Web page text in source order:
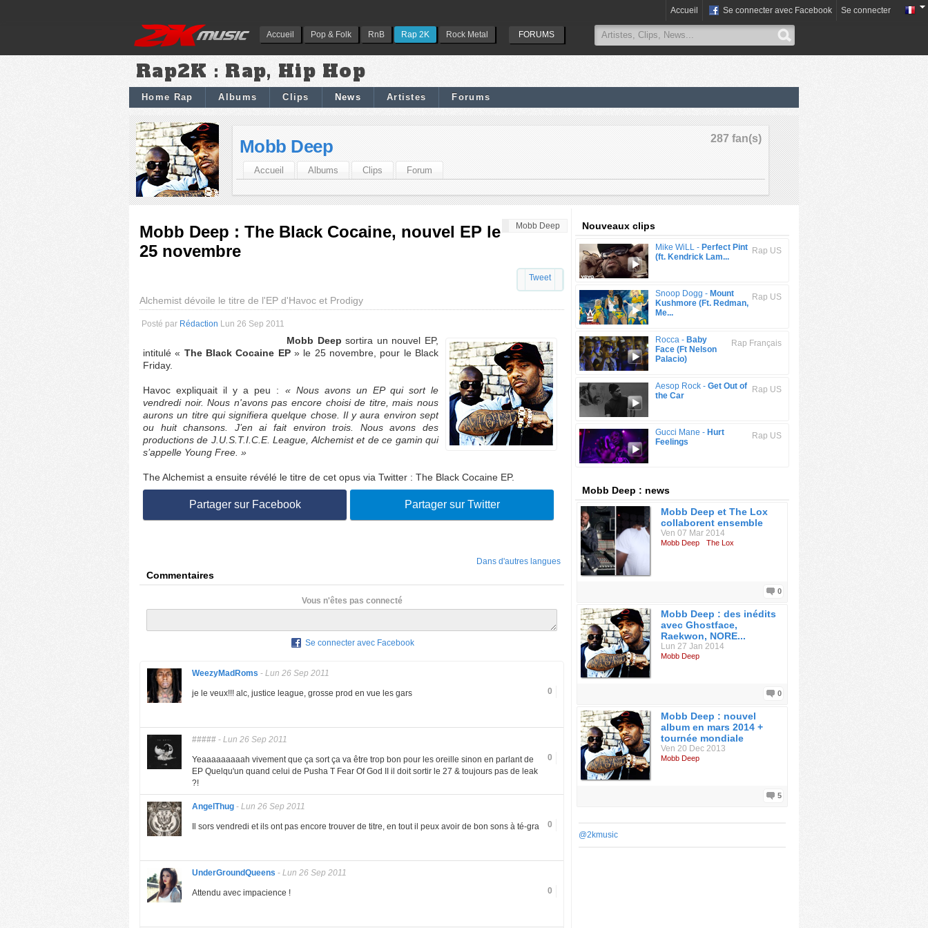
Accueil Pop & Folk RnB Rap 2K Rock Metal FORUMS
Accueil Se connecter avec Facebook Se connecter
Rap2K : Rap, Hip Hop
Home Rap Albums Clips News Artistes Forums
287 fan(s)
Mobb Deep
Accueil Albums Clips Forum
Mobb Deep
Mobb Deep : The Black Cocaine, nouvel EP le
25 novembre
Tweet
Alchemist dévoile le titre de l'EP d'Havoc et Prodigy
Posté par Rédaction Lun 26 Sep 2011
Mobb Deep sortira un nouvel EP,
intitulé « The Black Cocaine EP» le 25 novembre, pour le Black
Friday.
Havoc expliquait il y a peu : « Nous avons un EP qui sort le
vendredi noir. Nous n'avons pas encore choisi de titre, mais nous
aurons un titre qui signifiera quelque chose. Il y aura environ sept
ou huit chansons. J’en ai fait environ trois. Nous avons des
productions de J.U.S.T.I.C.E. League, Alchemist et de ce gamin qui
s’appelle Young Free. »
The Alchemist a ensuite révélé le titre de cet opus via Twitter : The Black Cocaine EP.
Partager sur Facebook Partager sur Twitter
Dans d'autres langues
Commentaires
Vous n'êtes pas connecté
Se connecter avec Facebook
WeezyMadRoms - Lun 26 Sep 2011
0
je le veux!!! alc, justice league, grosse prod en vue les gars
##### - Lun 26 Sep 2011
0
Yeaaaaaaaaah vivement que ça sort ça va être trop bon pour les oreille sinon en parlant de
EP Quelqu'un quand celui de Pusha T Fear Of God II il doit sortir le 27 & toujours pas de leak
?!
AngelThug - Lun 26 Sep 2011
0
Il sors vendredi et ils ont pas encore trouver de titre, en tout il peux avoir de bon sons à té-gra
UnderGroundQueens - Lun 26 Sep 2011
0
Attendu avec impacience !
Nouveaux clips
Rap US
Mike WiLL - Perfect Pint
(ft. Kendrick Lam...
Rap US
Snoop Dogg - Mount
Kushmore (Ft. Redman,
Me...
Rap Français
Rocca - Baby
Face (Ft Nelson
Palacio)
Rap US
Aesop Rock - Get Out of
the Car
Rap US
Gucci Mane - Hurt
Feelings
Mobb Deep : news
Mobb Deep et The Lox
collaborent ensemble
Ven 07 Mar 2014
Mobb Deep The Lox
0
Mobb Deep : des inédits
avec Ghostface,
Raekwon, NORE...
Lun 27 Jan 2014
Mobb Deep
0
Mobb Deep : nouvel
album en mars 2014 +
tournée mondiale
Ven 20 Dec 2013
Mobb Deep
5
@2kmusic